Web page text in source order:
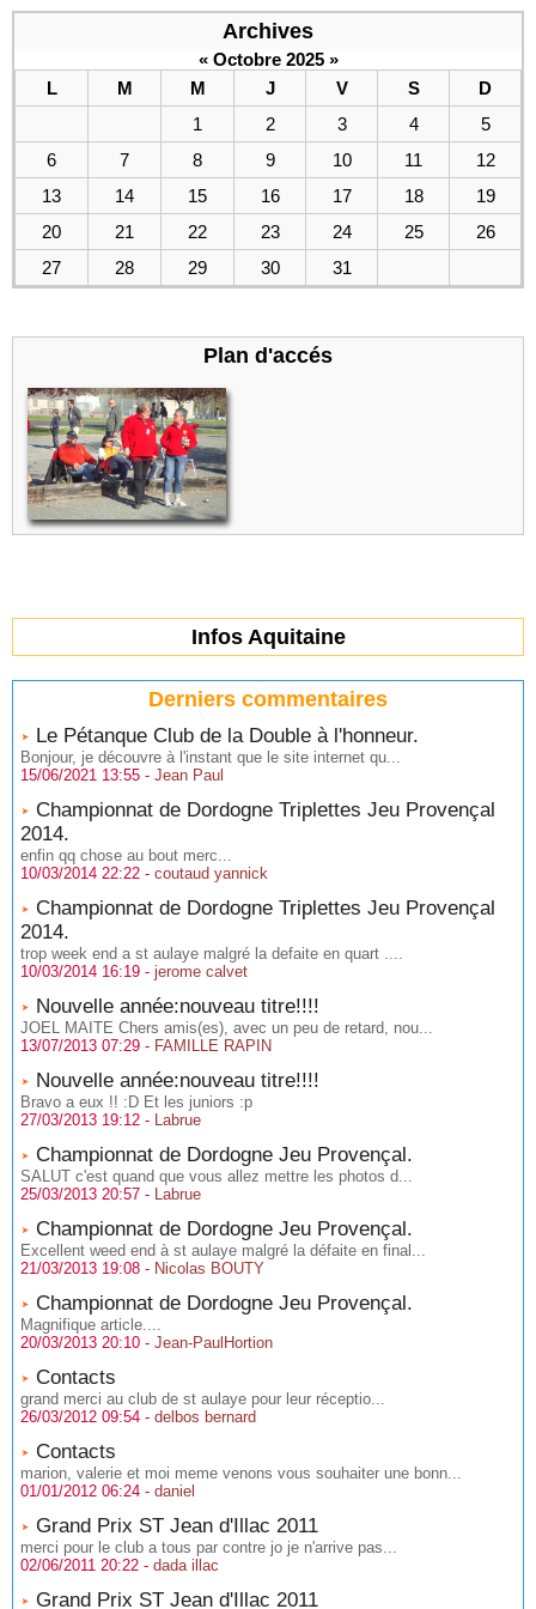
Archives
« Octobre 2025 »
L
M M J V S
D
1
2 3 4
5
6
7 8 9 10 11
12
13
14 15 16 17 18
19
20
21 22 23 24 25
26
27
28 29 30 31
Plan d'accés
Infos Aquitaine
Derniers commentaires
Le Pétanque Club de la Double à l'honneur.
Bonjour, je découvre à l'instant que le site internet qu...
15/06/2021 13:55 - Jean Paul
Championnat de Dordogne Triplettes Jeu Provençal
2014.
enfin qq chose au bout merc...
10/03/2014 22:22 - coutaud yannick
Championnat de Dordogne Triplettes Jeu Provençal
2014.
trop week end a st aulaye malgré la defaite en quart ....
10/03/2014 16:19 - jerome calvet
Nouvelle année:nouveau titre!!!!
JOEL MAITE Chers amis(es), avec un peu de retard, nou...
13/07/2013 07:29 - FAMILLE RAPIN
Nouvelle année:nouveau titre!!!!
Bravo a eux !! :D Et les juniors :p
27/03/2013 19:12 - Labrue
Championnat de Dordogne Jeu Provençal.
SALUT c'est quand que vous allez mettre les photos d...
25/03/2013 20:57 - Labrue
Championnat de Dordogne Jeu Provençal.
Excellent weed end à st aulaye malgré la défaite en final...
21/03/2013 19:08 - Nicolas BOUTY
Championnat de Dordogne Jeu Provençal.
Magnifique article....
20/03/2013 20:10 - Jean-PaulHortion
Contacts
grand merci au club de st aulaye pour leur réceptio...
26/03/2012 09:54 - delbos bernard
Contacts
marion, valerie et moi meme venons vous souhaiter une bonn...
01/01/2012 06:24 - daniel
Grand Prix ST Jean d'Illac 2011
merci pour le club a tous par contre jo je n'arrive pas...
02/06/2011 20:22 - dada illac
Grand Prix ST Jean d'Illac 2011